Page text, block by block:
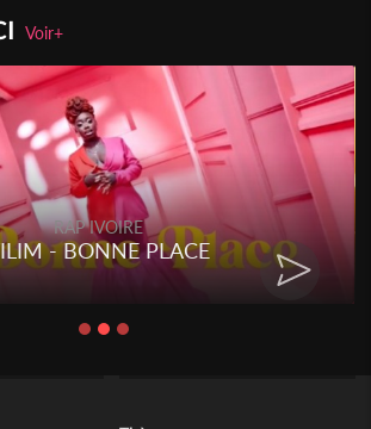
Voir+
RAP IVOIRE
- BONNE PLACE